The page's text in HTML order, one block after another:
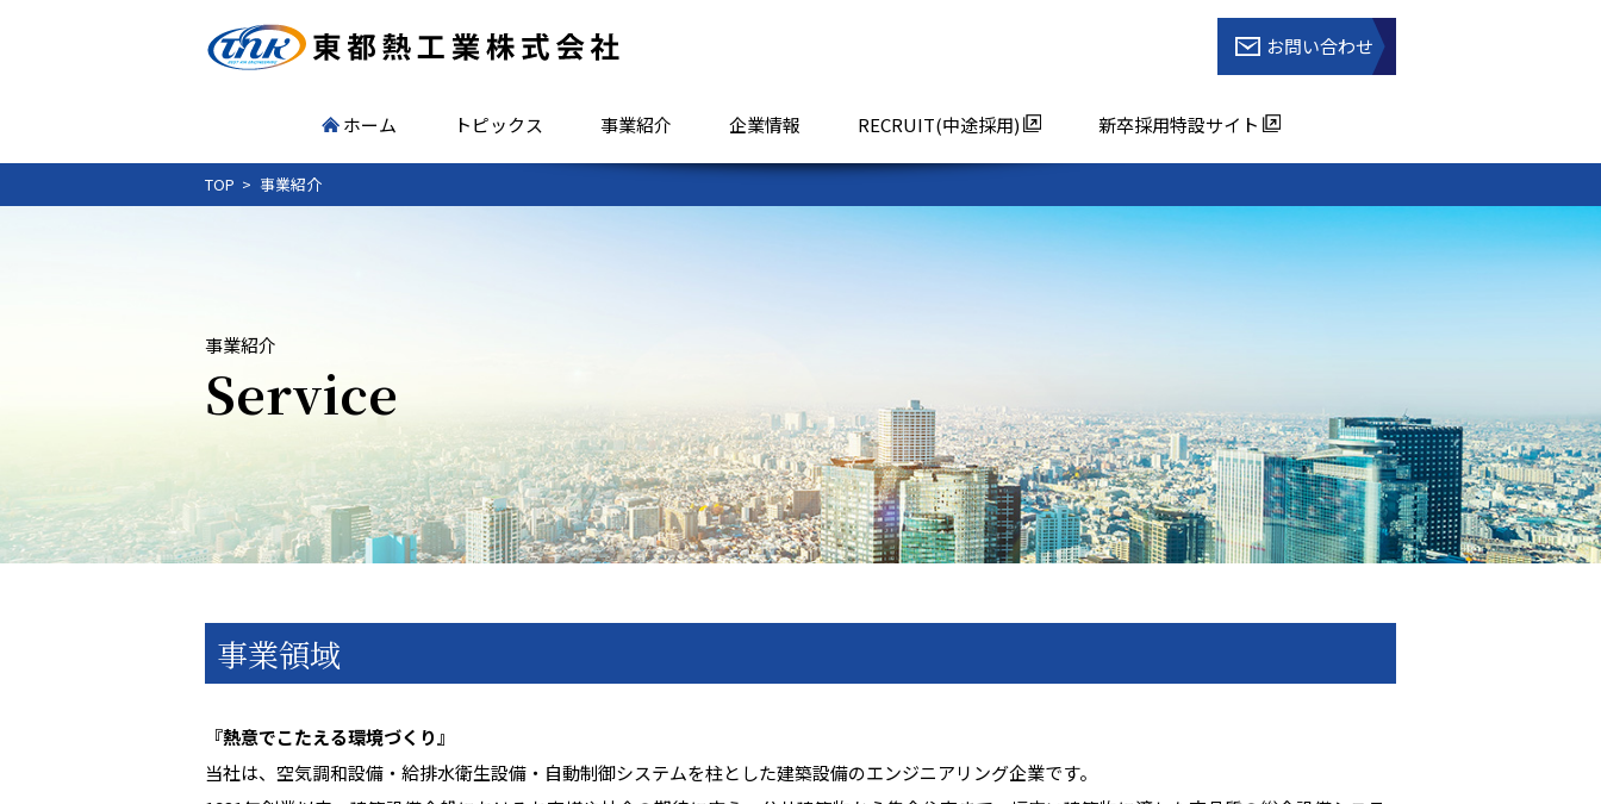
お問い合わせ
ホーム トピックス 事業紹介 企業情報 RECRUIT(中途採用) 新卒採用特設サイト
TOP 事業紹介
事業紹介
Service
事業領域
『熱意でこたえる環境づくり』
当社は、空気調和設備・給排水衛生設備・自動制御システムを柱とした建築設備のエンジニアリング企業です。